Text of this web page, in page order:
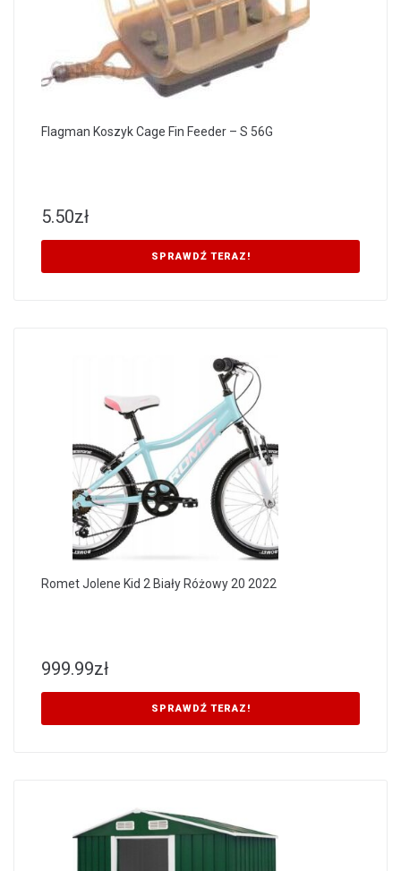
Flagman Koszyk Cage Fin Feeder – S 56G
5.50zł
SPRAWDŹ TERAZ!
Romet Jolene Kid 2 Biały Różowy 20 2022
999.99zł
SPRAWDŹ TERAZ!